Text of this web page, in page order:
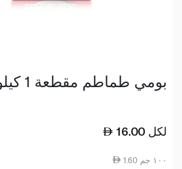
بومي طماطم مقطعة 1 كيلو غرام
16.00 لكل
1.60 ١٠٠ جم